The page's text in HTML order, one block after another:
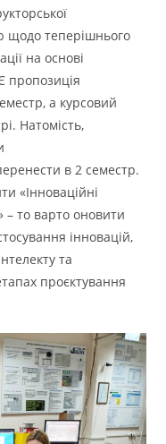
щодо теперішнього
на основі
пропозиція
а курсовий
Натомість,
в 2 семестр.
«Інноваційні
– то варто оновити
інновацій,
та
проєктування